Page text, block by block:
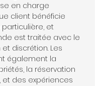
en charge
client bénéficie
et
est traitée avec le
discrétion. Les
également la
la réservation
et des expériences